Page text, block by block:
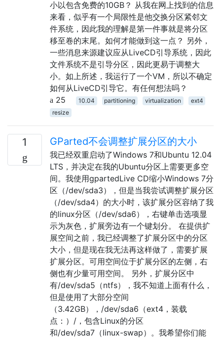
小以包含免费的10GB？ 从我在网上找到的信息
来看，似乎有一个局限性是他交换分区紧邻文
件系统，因此我的理解是第一件事就是将分区
移至卷的末尾。如何才能做到这一点？ 另外，
一些消息来源建议应从LiveCD引导系统，因此
文件系统不是引导分区，因此更易于调整大
小。如上所述，我运行了一个VM，所以不确定
如何从LiveCD引导它。有任何想法吗？
25
10.04 partitioning virtualization
ext4
resize
1 GParted不会调整扩展分区的大小
我已经双重启动了Windows 7和Ubuntu 12.04
LTS，并决定在我的Ubuntu分区上需要更多空
间。我使用gpartedLive CD缩小Windows 7分
区（/dev/sda3），但是当我尝试调整扩展分区
（/dev/sda4）的大小时，该扩展分区容纳了我
的linux分区（/dev/sda6），右键单击选项显
示为灰色，扩展旁边有一个键划分。 在提供扩
展空间之前，我已经调整了扩展分区中的分区
大小，但是现在我无法再这样做了，需要扩展
扩展分区。可用空间位于扩展分区的左侧，右
侧也有少量可用空间。 另外，扩展分区中
有/dev/sda5（ntfs），我不知道上面有什么，
但是使用了大部分空间
（3.42GB），/dev/sda6（ext4，装载
点：）/，包含Linux的分区
和/dev/sda7（linux-swap）。我希望你们能